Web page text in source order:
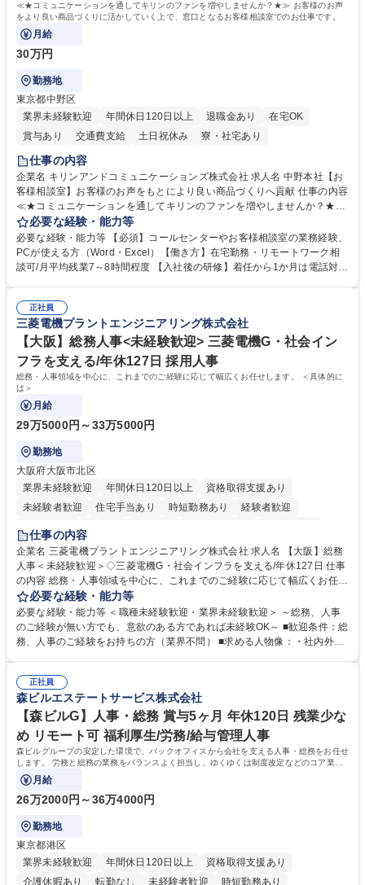
≪★コミュニケーションを通してキリンのファンを増やしませんか？★≫ お客様のお声
をより良い商品づくりに活かしていく上で、窓口となるお客様相談室でのお仕事です。
月給
30万円
勤務地
東京都中野区
業界未経験歓迎
年間休日120日以上 退職金あり
在宅OK
賞与あり
交通費支給 土日祝休み 寮・社宅あり
仕事の内容
企業名 キリンアンドコミュニケーションズ株式会社 求人名 中野本社【お
客様相談室】お客様のお声をもとにより良い商品づくりへ貢献 仕事の内容
≪★コミュニケーションを通してキリンのファンを増やしませんか？★≫
お客様のお声をより良い商品づくりに活かしていく上で、窓口となるお客
様相談室でのお仕事です。 日々お客様からいただくキリングループへのご
意見を、企業活動に活かしています。お客様からの声に迅速かつ誠意をも
って対応、情報提供するとともにグループ内活動に反映しています。 【具
平均100件前後■メール・手紙：同上40件前後 募集職種 中野本社【お客様
相談室】お客様のお声をもとにより良い商品づくりへ貢献
必要な経験・能力等
必要な経験・能力等 【必須】コールセンターやお客様相談室の業務経験、
PCが使える方（Word・Excel）【働き方】在宅勤務・リモートワーク相
談可/月平均残業7～8時間程度 【入社後の研修】着任から1か月は電話対応
すのでご安心ください。 【当社について】キリングループの広報機能を担
う会社として、お客様との出会いを大切にし、磨き上げたホスピタリティ
を込めてコミュニケーションをとりながら広報関連業務を行っておりま
す。 学歴・資格 学歴：大学院 大学 高専 短大 専修学校 高校 語学力： 資
格：
正社員
三菱電機プラントエンジニアリング株式会社
【大阪】総務人事<未経験歓迎> 三菱電機G・社会イン
フラを支える/年休127日 採用人事
総務・人事領域を中心に、これまでのご経験に応じて幅広くお任せします。 ＜具体的に
は＞
月給
29万5000円～33万5000円
勤務地
大阪府大阪市北区
業界未経験歓迎
年間休日120日以上
資格取得支援あり
未経験者歓迎
住宅手当あり 時短勤務あり
経験者歓迎
退職金あり
駅近5分以内
土日祝休み 服装自由 寮・社宅あり 食事補助あり
仕事の内容
企業名 三菱電機プラントエンジニアリング株式会社 求人名 【大阪】総務
人事＜未経験歓迎＞◇三菱電機G・社会インフラを支える/年休127日 仕事
の内容 総務・人事領域を中心に、これまでのご経験に応じて幅広くお任せ
します。 ＜具体的には＞ ・総務/人事労務（給与・社保・勤怠管理など）
・採用・教育研修 ・福利厚生運用 など ※基本的には事務所勤務ですが、
採用や教育等の業務内容により、関西圏以外への日帰り・宿泊を伴う国内
出張もございます。 ※担当業務を持ちつつ、お互いに助け合いながら、総
必要な経験・能力等
必要な経験・能力等 ＜職種未経験歓迎・業界未経験歓迎＞ ～総務、人事
のご経験が無い方でも、意欲のある方であれば未経験OK～ ■歓迎条件：総
務、人事のご経験をお持ちの方（業界不問） ■求める人物像：・社内外の
正社員
森ビルエステートサービス株式会社
【森ビルG】人事・総務 賞与5ヶ月 年休120日 残業少な
め リモート可 福利厚生/労務/給与管理人事
森ビルグループの安定した環境で、バックオフィスから会社を支える人事・総務をお任せ
します。 労務と総務の業務をバランスよく担当し、ゆくゆくは制度改定などのコア業務
にも挑戦できる、やりがいある環境です。
月給
26万2000円～36万4000円
勤務地
東京都港区
業界未経験歓迎
年間休日120日以上
資格取得支援あり
介護休暇あり
転勤なし 未経験者歓迎 時短勤務あり